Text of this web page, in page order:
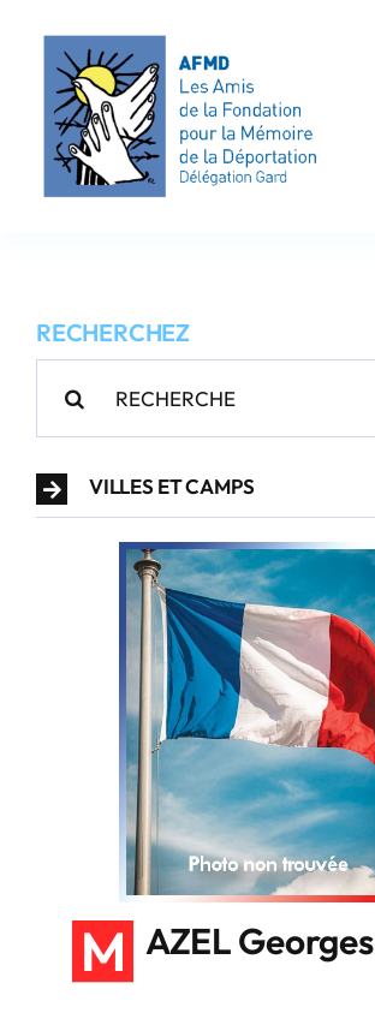
contenu
AFMD 30
Les victimes
RECHERCHEZ
VILLES ET CAMPS
M AZEL Georges